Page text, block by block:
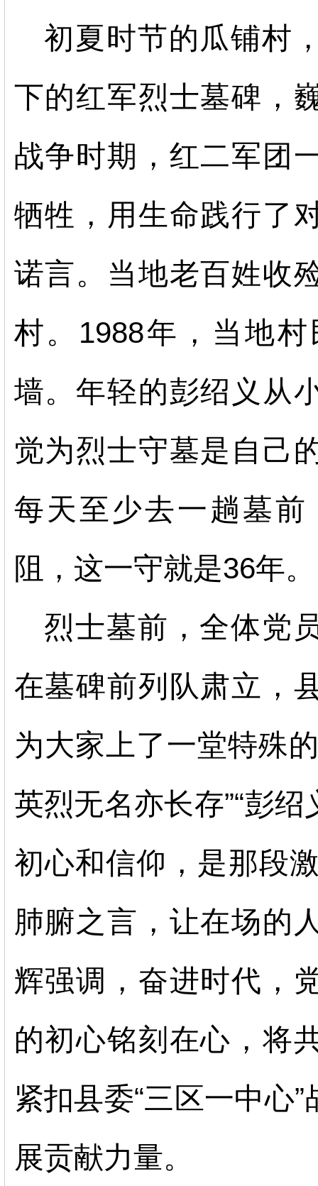
初夏时节的瓜铺村
下的红军烈士墓碑，
战争时期，红二军团
牺牲，用生命践行了
诺言。当地老百姓收
村。 1988年，当地
墙。年轻的彭绍义从
觉为烈士守墓是自己
每天至少去一趟墓
阻，这一守就是36年。
烈士墓前，全体党
在墓碑前列队肃立，
为大家上了一堂特殊
英烈无名亦长存”“彭
初心和信仰，是那段
肺腑之言，让在场的
辉强调，奋进时代，
的初心铭刻在心，将
紧扣县委“三区一中心
展贡献力量。